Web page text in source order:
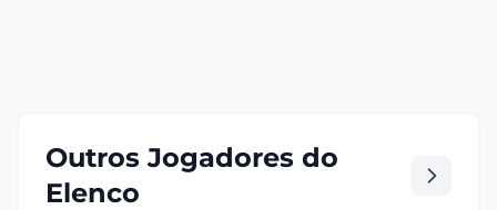
Outros Jogadores do
Elenco